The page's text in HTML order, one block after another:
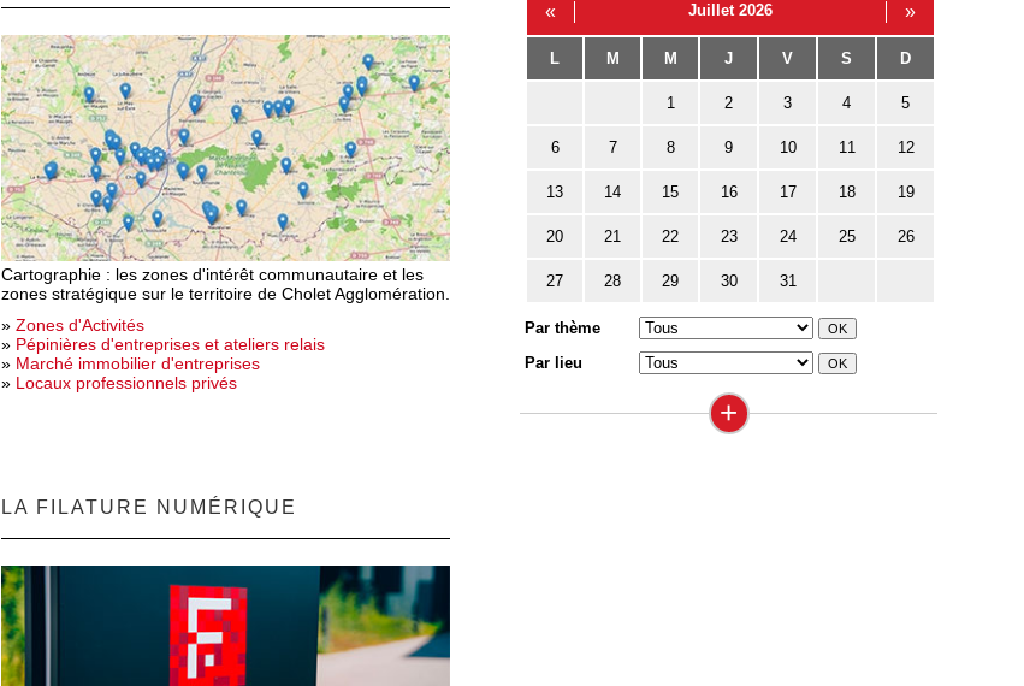
Cartographie : les zones d'intérêt communautaire et les
zones stratégique sur le territoire de Cholet Agglomération.
» Zones d'Activités
» Pépinières d'entreprises et ateliers relais
» Marché immobilier d'entreprises
» Locaux professionnels privés
LA FILATURE NUMÉRIQUE
« Juillet 2026 »
L M M J V S D
1 2 3 4 5
6 7 8 9 10 11 12
13 14 15 16 17 18 19
20 21 22 23 24 25 26
27 28 29 30 31
Par thème
Par lieu
+